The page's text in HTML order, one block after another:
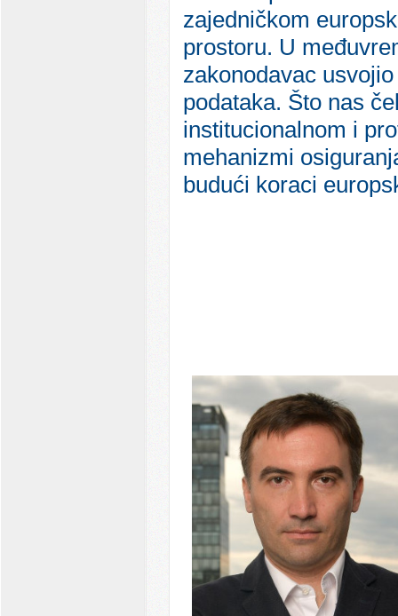
zajedničkom
prostoru. U
zakonodavac
podataka. Što nas
institucionalnom i
mehanizmi
budući koraci